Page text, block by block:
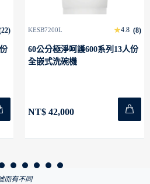
分極淨呵護600系列13人份
式洗碗機
42,000
60公分
NT$
NT$
而有不同